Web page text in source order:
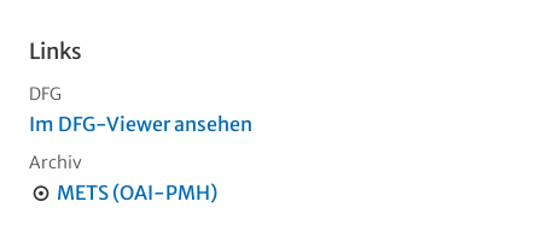
Links
DFG
Im DFG-Viewer ansehen
Archiv
METS (OAI-PMH)